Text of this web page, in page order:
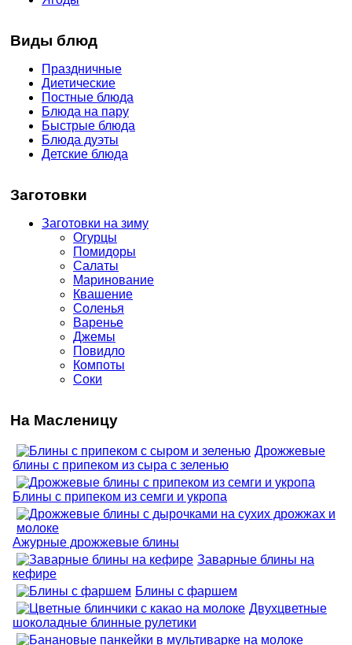
Виды блюд
Праздничные
Диетические
Постные блюда
Блюда на пару
Быстрые блюда
Блюда дуэты
Детские блюда
Заготовки
Заготовки на зиму
Огурцы
Помидоры
Салаты
Маринование
Квашение
Соленья
Варенье
Джемы
Повидло
Компоты
Соки
На Масленицу
Дрожжевые
блины с припеком из сыра с зеленью
Блины с припеком из семги и укропа
Ажурные дрожжевые блины
Заварные блины на
кефире
Блины с фаршем
Двухцветные
шоколадные блинные рулетики